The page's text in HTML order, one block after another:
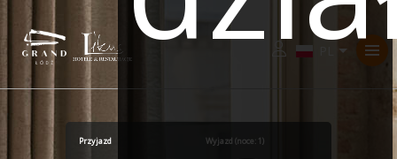
Przyjazd Wyjazd (noce: 1)
Zaloguj